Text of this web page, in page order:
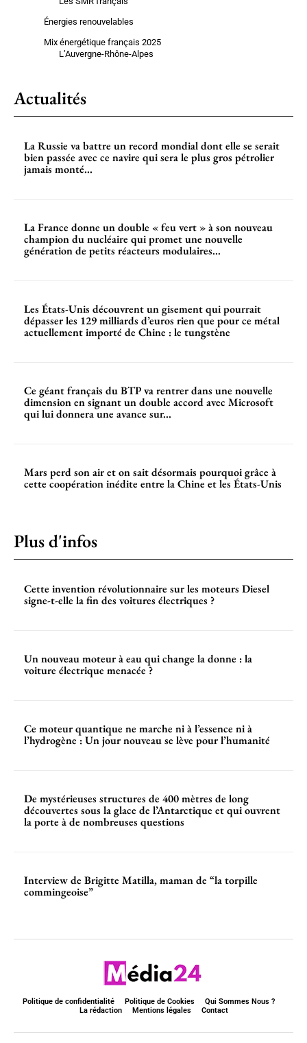
Énergies renouvelables
Mix énergétique français 2025
L’Auvergne-Rhône-Alpes
Actualités
La Russie va battre un record mondial dont elle se serait
bien passée avec ce navire qui sera le plus gros pétrolier
jamais monté...
La France donne un double « feu vert » à son nouveau
champion du nucléaire qui promet une nouvelle
génération de petits réacteurs modulaires...
Les États-Unis découvrent un gisement qui pourrait
dépasser les 129 milliards d’euros rien que pour ce métal
actuellement importé de Chine : le tungstène
Ce géant français du BTP va rentrer dans une nouvelle
dimension en signant un double accord avec Microsoft
qui lui donnera une avance sur...
Mars perd son air et on sait désormais pourquoi grâce à
cette coopération inédite entre la Chine et les États-Unis
Plus d'infos
Cette invention révolutionnaire sur les moteurs Diesel
signe-t-elle la fin des voitures électriques ?
Un nouveau moteur à eau qui change la donne : la
voiture électrique menacée ?
Ce moteur quantique ne marche ni à l’essence ni à
l’hydrogène : Un jour nouveau se lève pour l’humanité
De mystérieuses structures de 400 mètres de long
découvertes sous la glace de l’Antarctique et qui ouvrent
la porte à de nombreuses questions
Interview de Brigitte Matilla, maman de “la torpille
commingeoise”
Politique de confidentialité Politique de Cookies
Qui Sommes Nous ?
La rédaction
Mentions légales Contact